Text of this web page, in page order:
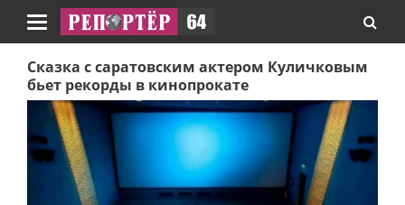
Навигация
Сказка с саратовским актером Куличковым
бьет рекорды в кинопрокате